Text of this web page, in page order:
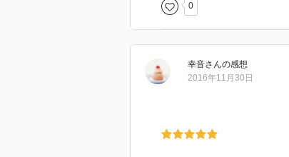
0
幸音さんの感想
2016年11月30日